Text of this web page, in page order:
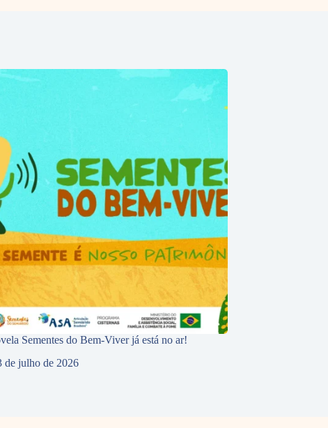
Sementes do Bem-Viver já está no ar!
de julho de 2026